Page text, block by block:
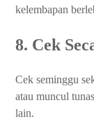
kelembapan
8. Cek
Cek seminggu
atau muncul
lain.